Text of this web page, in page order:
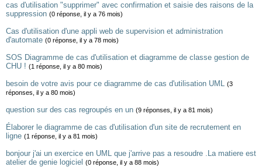
cas d'utilisation "supprimer" avec confirmation et saisie des raisons de la
suppression (0 réponse, il y a 76 mois)
Cas d'utilisation d'une appli web de supervision et administration
d'automate (0 réponse, il y a 78 mois)
SOS Diagramme de cas d'utilisation et diagramme de classe gestion de
CHU ! (1 réponse, il y a 80 mois)
besoin de votre avis pour ce diagramme de cas d'utilisation UML (3
réponses, il y a 80 mois)
question sur des cas regroupés en un (9 réponses, il y a 81 mois)
Élaborer le diagramme de cas d'utilisation d'un site de recrutement en
ligne (1 réponse, il y a 81 mois)
bonjour j'ai un exercice en UML que j'arrive pas a resoudre .La matiere est
atelier de genie logiciel (0 réponse, il y a 88 mois)